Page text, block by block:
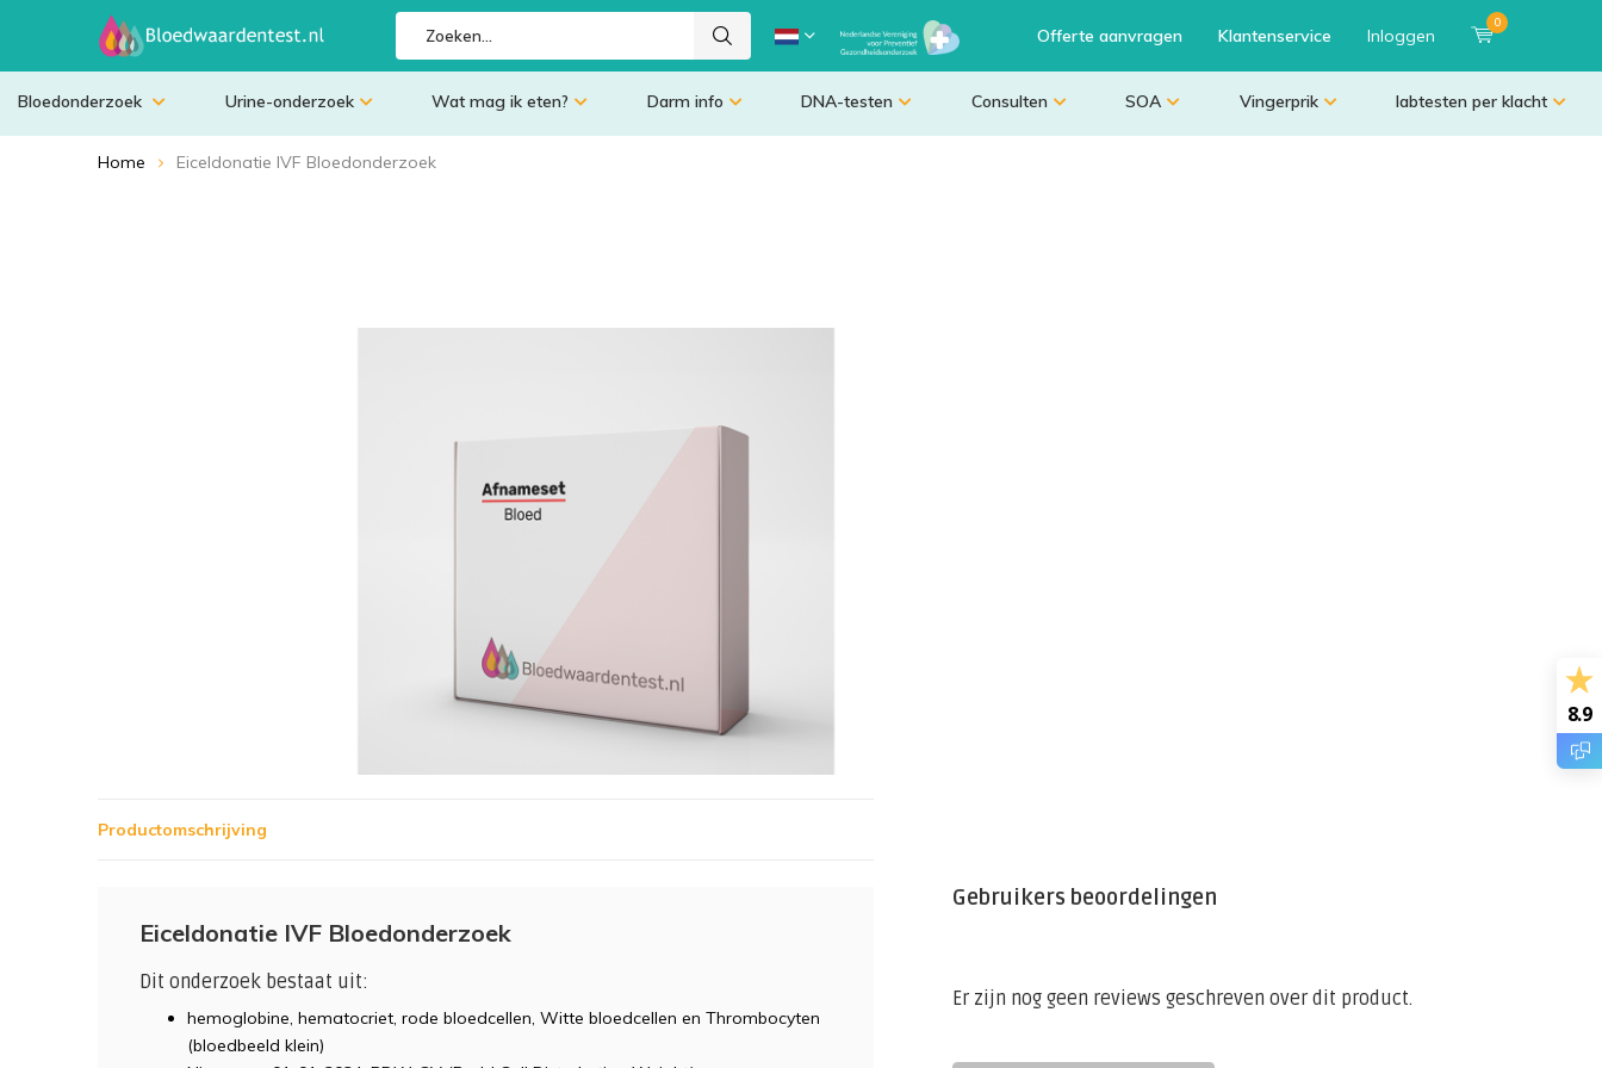
Offerte aanvragen Klantenservice Inloggen
0
Bloedonderzoek Urine-onderzoek Wat mag ik eten? Darm info DNA-testen Consulten SOA Vingerprik labtesten per klacht
Home Eiceldonatie IVF Bloedonderzoek
Productomschrijving
Eiceldonatie IVF Bloedonderzoek
Dit onderzoek bestaat uit:
hemoglobine, hematocriet, rode bloedcellen, Witte bloedcellen en Thrombocyten
(bloedbeeld klein)
Gebruikers beoordelingen
Er zijn nog geen reviews geschreven over dit product.
8.9